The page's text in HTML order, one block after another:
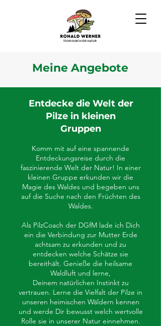
Meine Angebote
Entdecke die Welt der
Pilze in kleinen
Gruppen
Komm mit auf eine spannende
Entdeckungsreise durch die
faszinierende Welt der Natur! In einer
kleinen Gruppe erkunden wir die
Magie des Waldes und begeben uns
auf die Suche nach den Früchten des
Waldes.
Als PilzCoach der DGfM lade ich Dich
ein die Verbindung zur Mutter Erde
achtsam zu erkunden und zu
entdecken welche Schätze sie
bereithält. Genieße die heilsame
Waldluft und lerne,
Deinem natürlichen Instinkt zu
vertrauen. Lerne die Vielfalt der Pilze in
unseren heimischen Wäldern kennen
und werde Dir bewusst welch wertvolle
Rolle sie in unserer Natur einnehmen.